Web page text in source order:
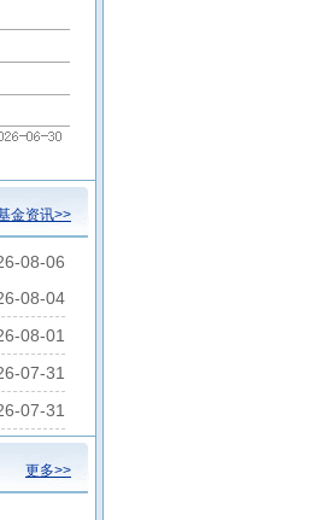
金资讯>>
08-06
08-04
08-01
07-31
07-31
更多>>